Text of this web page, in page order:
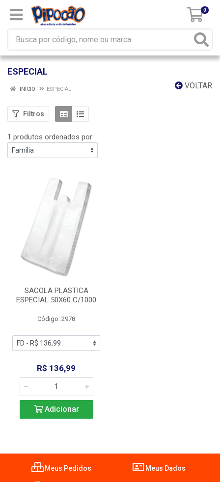
0
ESPECIAL
VOLTAR
INÍCIO ESPECIAL
Filtros
1 produtos ordenados por:
SACOLA PLASTICA
ESPECIAL 50X60 C/1000
Código: 2978
R$ 136,99
Adicionar
Meus Pedidos Meus Dados